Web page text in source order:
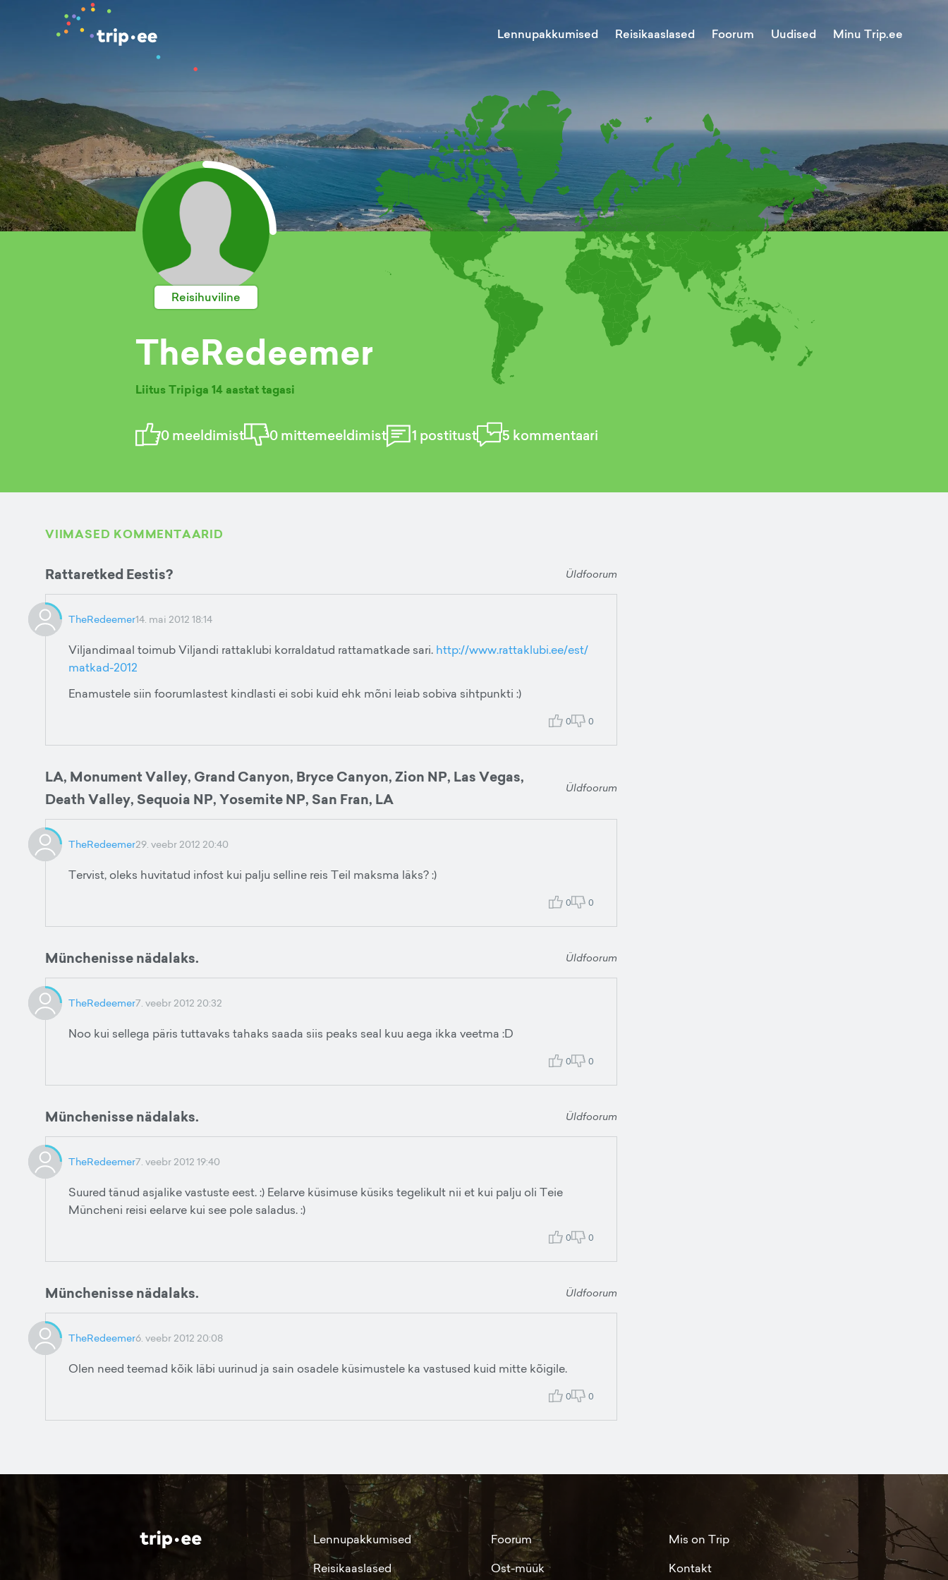
Lennupakkumised Reisikaaslased Foorum Uudised Minu Trip.ee
Reisihuviline
TheRedeemer
Liitus Tripiga 14 aastat tagasi
0meeldimist 0mittemeeldimist 1 postitust 5 kommentaari
VIIMASED KOMMENTAARID
Rattaretked Eestis? Üldfoorum
TheRedeemer14. mai 2012 18:14
Viljandimaal toimub Viljandi rattaklubi korraldatud rattamatkade sari. http://www.rattaklubi.ee/est/
matkad-2012
Enamustele siin foorumlastest kindlasti ei sobi kuid ehk mõni leiab sobiva sihtpunkti :)
0 0
LA, Monument Valley, Grand Canyon, Bryce Canyon, Zion NP, Las Vegas,
Death Valley, Sequoia NP, Yosemite NP, San Fran, LA
Üldfoorum
TheRedeemer29. veebr 2012 20:40
Tervist, oleks huvitatud infost kui palju selline reis Teil maksma läks? :)
0 0
Münchenisse nädalaks. Üldfoorum
TheRedeemer7. veebr 2012 20:32
Noo kui sellega päris tuttavaks tahaks saada siis peaks seal kuu aega ikka veetma :D
0 0
Münchenisse nädalaks. Üldfoorum
TheRedeemer7. veebr 2012 19:40
Suured tänud asjalike vastuste eest. :) Eelarve küsimuse küsiks tegelikult nii et kui palju oli Teie
Müncheni reisi eelarve kui see pole saladus. :)
0 0
Münchenisse nädalaks. Üldfoorum
TheRedeemer6. veebr 2012 20:08
Olen need teemad kõik läbi uurinud ja sain osadele küsimustele ka vastused kuid mitte kõigile.
0 0
Lennupakkumised
Reisikaaslased
Foorum
Ost-müük
Mis on Trip
Kontakt